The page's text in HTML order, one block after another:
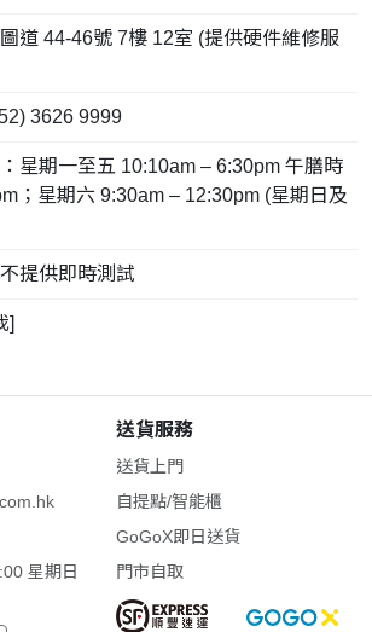
道 44-46號 7樓 12室 (提供硬件維修服
3626 9999
星期一至五 10:10am – 6:30pm 午膳時
；星期六 9:30am – 12:30pm (星期日及
提供即時測試
]
星期日
送貨服務
送貨上門
自提點/智能櫃
GoGoX即日送貨
門市自取